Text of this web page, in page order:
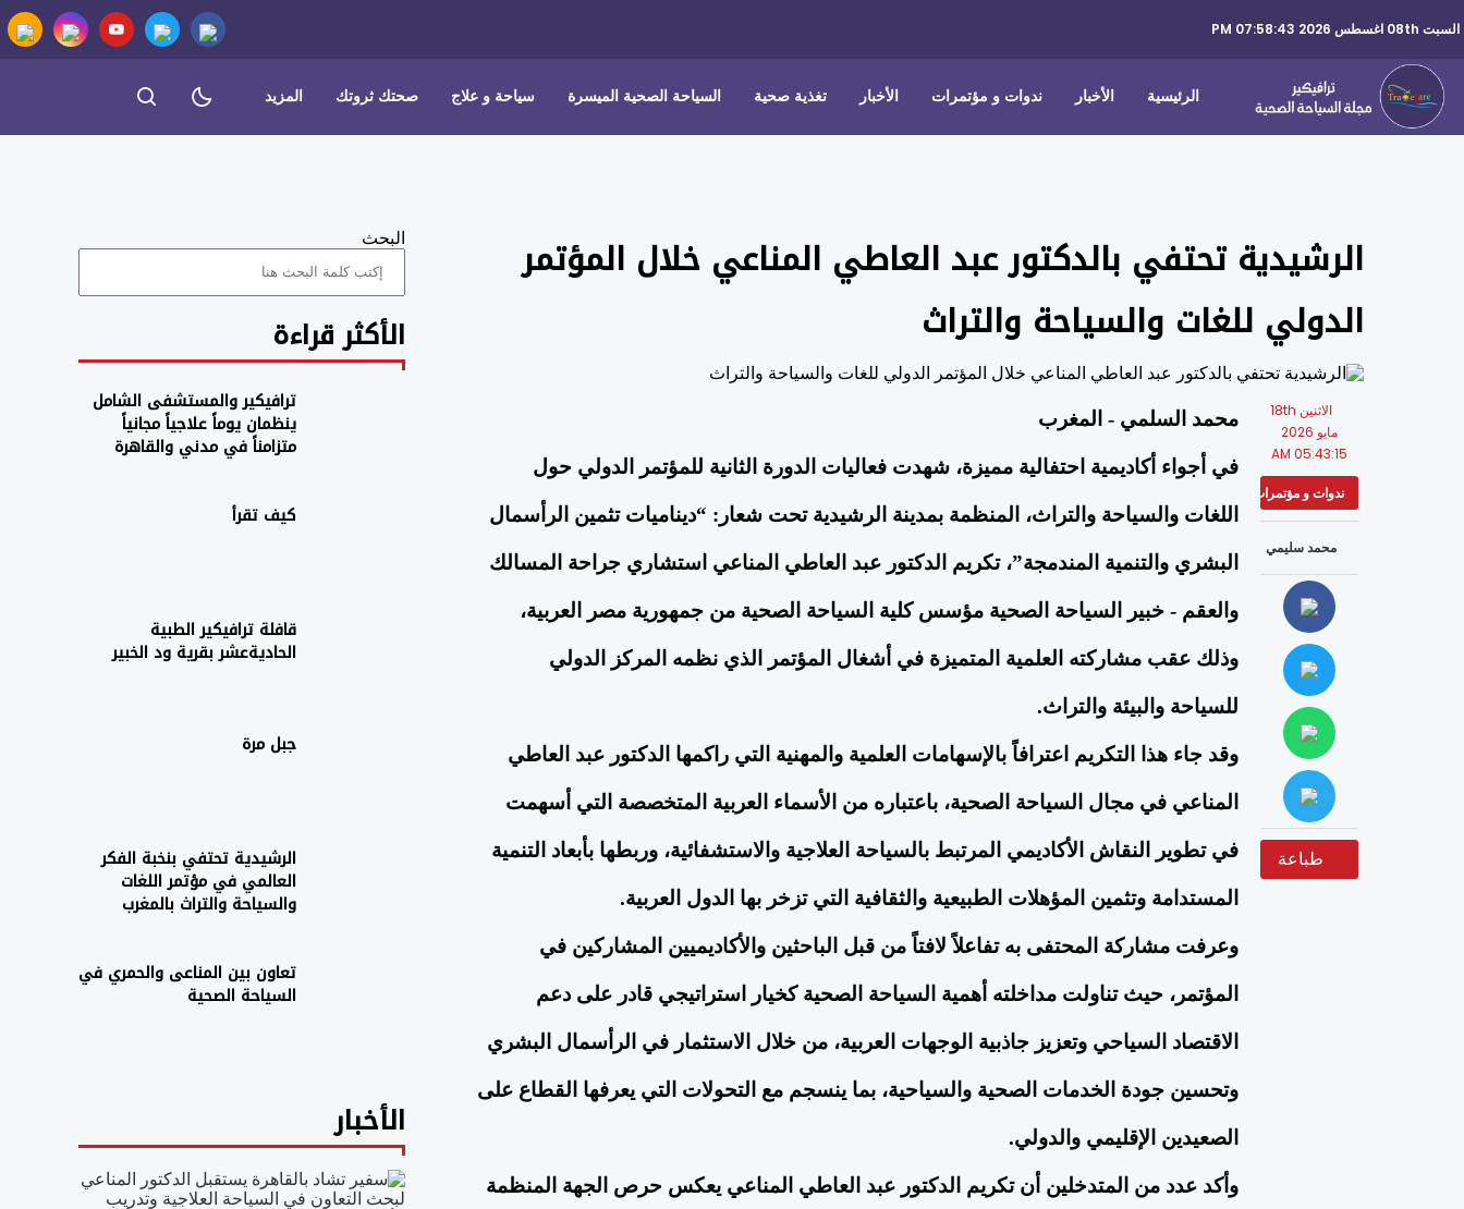
السبت 08th اغسطس 2026 07:58:43 PM
الرئيسية الأخبار ندوات و مؤتمرات الأخبار تغذية صحية السياحة الصحية الميسرة سياحة و علاج صحتك ثروتك المزيد
الرشيدية تحتفي بالدكتور عبد العاطي المناعي خلال المؤتمر
الدولي للغات والسياحة والتراث
الاثنين 18th
مايو 2026
05:43:15 AM
ندوات و مؤتمرات
محمد سليمي
طباعة
محمد السلمي - المغرب
في أجواء أكاديمية احتفالية مميزة، شهدت فعاليات الدورة الثانية للمؤتمر الدولي حول
اللغات والسياحة والتراث، المنظمة بمدينة الرشيدية تحت شعار: “ديناميات تثمين الرأسمال
البشري والتنمية المندمجة”، تكريم الدكتور عبد العاطي المناعي استشاري جراحة المسالك
والعقم - خبير السياحة الصحية مؤسس كلية السياحة الصحية من جمهورية مصر العربية،
وذلك عقب مشاركته العلمية المتميزة في أشغال المؤتمر الذي نظمه المركز الدولي
للسياحة والبيئة والتراث.
وقد جاء هذا التكريم اعترافاً بالإسهامات العلمية والمهنية التي راكمها الدكتور عبد العاطي
المناعي في مجال السياحة الصحية، باعتباره من الأسماء العربية المتخصصة التي أسهمت
في تطوير النقاش الأكاديمي المرتبط بالسياحة العلاجية والاستشفائية، وربطها بأبعاد التنمية
المستدامة وتثمين المؤهلات الطبيعية والثقافية التي تزخر بها الدول العربية.
وعرفت مشاركة المحتفى به تفاعلاً لافتاً من قبل الباحثين والأكاديميين المشاركين في
المؤتمر، حيث تناولت مداخلته أهمية السياحة الصحية كخيار استراتيجي قادر على دعم
الاقتصاد السياحي وتعزيز جاذبية الوجهات العربية، من خلال الاستثمار في الرأسمال البشري
وتحسين جودة الخدمات الصحية والسياحية، بما ينسجم مع التحولات التي يعرفها القطاع على
الصعيدين الإقليمي والدولي.
وأكد عدد من المتدخلين أن تكريم الدكتور عبد العاطي المناعي يعكس حرص الجهة المنظمة
البحث
الأكثر قراءة
ترافيكير والمستشفى الشامل
ينظمان يوماً علاجياً مجانياً
متزامناً في مدني والقاهرة
كيف تقرأ
قافلة ترافيكير الطبية
الحاديةعشر بقرية ود الخبير
جبل مرة
الرشيدية تحتفي بنخبة الفكر
العالمي في مؤتمر اللغات
والسياحة والتراث بالمغرب
تعاون بين المناعى والحمري في
السياحة الصحية
الأخبار